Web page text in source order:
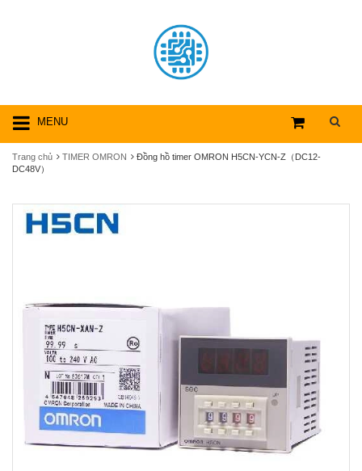
MENU
Trang chủ TIMER OMRON
Đồng hồ timer OMRON H5CN-YCN-Z（DC12-
DC48V）